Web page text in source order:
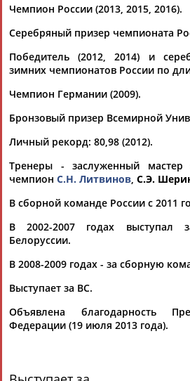
Глава ВФЛА Евгений Юрченко сделал
ситуации вокруг положения о
...информация о том, что Анжелика
Ласицкене,СергейШубенков и
участвовать в...
Информационное агентство
21.03.2020
Шубенков, Сидорова, Литвинов и
участвовать в выборах в Комиссию
Российские легкоатлетыСергей
решение не участвовать в... ...в
тем Шубенков, Сидорова,Литвинов
(Проект:Информационное агентство
Журнал Track & Field признал
РоссиянинСергей Шубенков выбран
американского журнала ...
молота восьмым стал
года выступающий за Россию
(Проект:Информационное агентство
действия государственной
Чемпион России (2013, 2015, 2016).
Серебряный призер чемпионата
Победитель (2012, 2014) и
зимних чемпионатов России по
Чемпион Германии (2009).
Бронзовый призер Всемирной
Личный рекорд: 80,98 (2012).
Тренеры - заслуженный мастер
чемпион С.Н. Литвинов, С.Э.
В сборной команде России с 2011
В 2002-2007 годах выступал
Белоруссии.
В 2008-2009 годах - за сборную
Выступает за ВС.
Объявлена благодарность
Федерации (19 июля 2013 года).